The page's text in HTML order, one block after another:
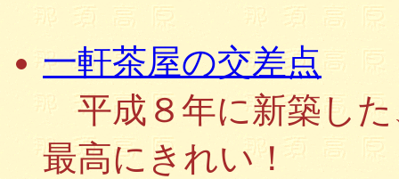
一軒茶屋の交差点
平成８年に新築し
最高にきれい！